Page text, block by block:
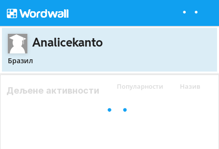
Analicekanto
Бразил
Популарности Назив
Дељене активности